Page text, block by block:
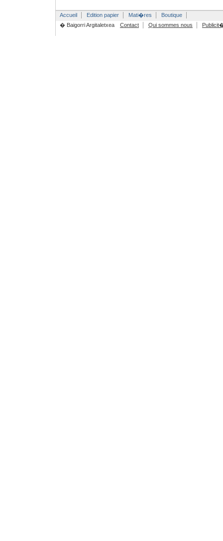
Accueil Edition papier Mati�res
Boutique
� Baigorri Argitaletxea
Contact Qui sommes nous